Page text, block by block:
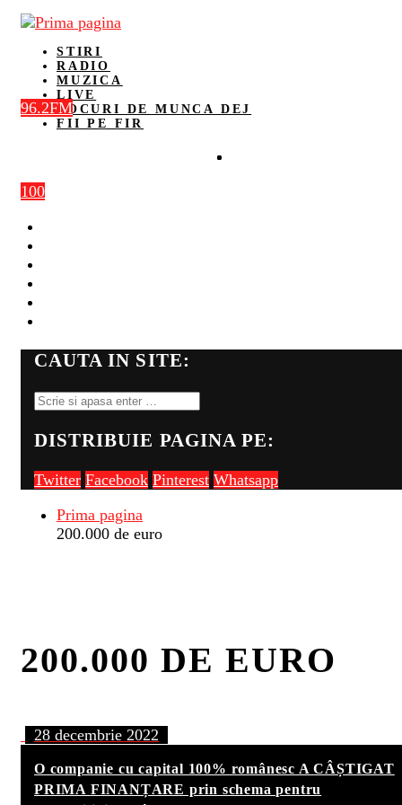
STIRI
RADIO
MUZICA
LIVE
LOCURI DE MUNCA DEJ
FII PE FIR
100
96.2FM
CAUTA IN SITE:
DISTRIBUIE PAGINA PE:
Twitter Facebook Pinterest Whatsapp
Prima pagina
200.000 de euro
200.000 DE EURO
28 decembrie 2022
O companie cu capital 100% românesc A CÂȘTIGAT
PRIMA FINANȚARE prin schema pentru